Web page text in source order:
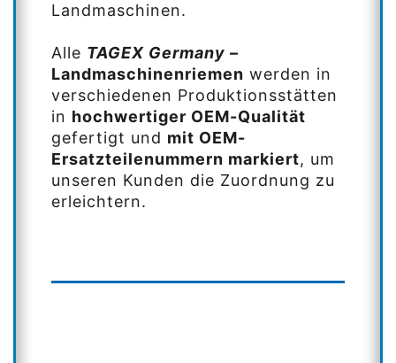
Landmaschinen.
Alle TAGEX Germany –
Landmaschinenriemen werden in
verschiedenen Produktionsstätten
in hochwertiger OEM-Qualität
gefertigt und mit OEM-
Ersatzteilenummern markiert, um
unseren Kunden die Zuordnung zu
erleichtern.